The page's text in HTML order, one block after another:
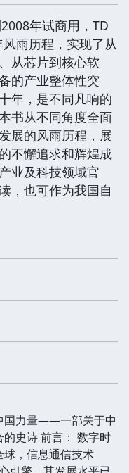
年试商用，TD
雨历程，实现了从
从芯片到核心软
的产业整体性突
年，是不同凡响的
书从不同角度全面
展的风雨历程，展
不懈追求和辉煌成
业及科技领域官
，也可作为我国自
国力量——一部关于中
史诗 前言： 数字时
，信息通信技术